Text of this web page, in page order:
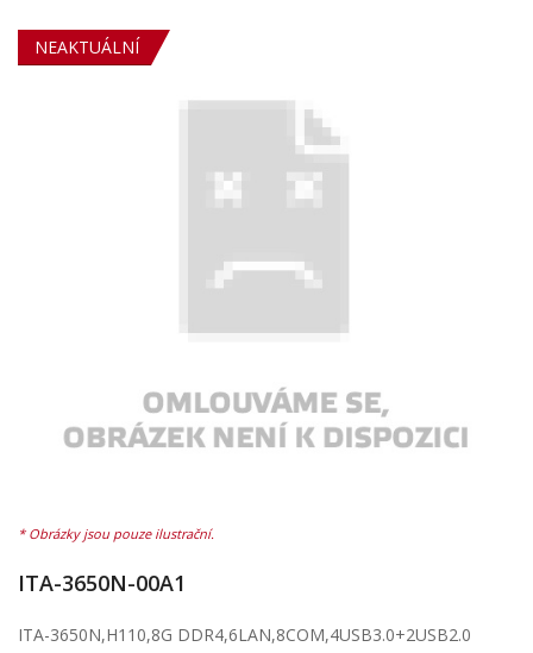
NEAKTUÁLNÍ
ITA-3650N-00A1
ITA-3650N,H110,8G DDR4,6LAN,8COM,4USB3.0+2USB2.0